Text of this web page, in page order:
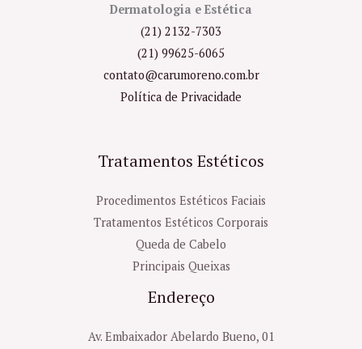
Dermatologia e Estética
(21) 2132-7303
(21) 99625-6065
contato@carumoreno.com.br
Política de Privacidade
Tratamentos Estéticos
Procedimentos Estéticos Faciais
Tratamentos Estéticos Corporais
Queda de Cabelo
Principais Queixas
Endereço
Av. Embaixador Abelardo Bueno, 01